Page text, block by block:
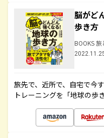
脳がど
歩き方
BOOKS
旅先で、近所で、自宅で今
トレーニングを「地球の歩